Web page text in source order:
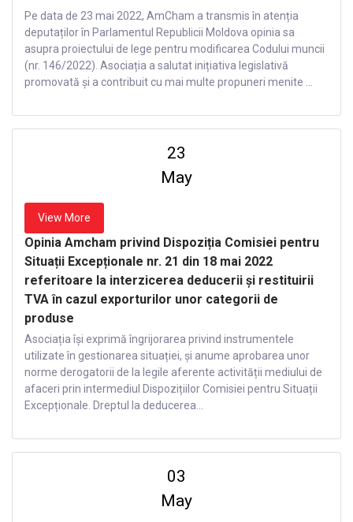
Pe data de 23 mai 2022, AmCham a transmis în atenția
deputaților în Parlamentul Republicii Moldova opinia sa
asupra proiectului de lege pentru modificarea Codului muncii
(nr. 146/2022). Asociația a salutat inițiativa legislativă
promovată și a contribuit cu mai multe propuneri menite ...
23
May
View More
Opinia Amcham privind Dispoziția Comisiei pentru
Situații Excepționale nr. 21 din 18 mai 2022
referitoare la interzicerea deducerii și restituirii
TVA în cazul exporturilor unor categorii de
produse
Asociația își exprimă îngrijorarea privind instrumentele
utilizate în gestionarea situației, și anume aprobarea unor
norme derogatorii de la legile aferente activității mediului de
afaceri prin intermediul Dispozițiilor Comisiei pentru Situații
Excepționale. Dreptul la deducerea...
03
May